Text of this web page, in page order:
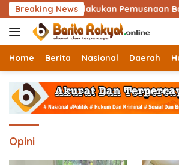
Langsung
ke
konten
Breaking News
Melakukan Pemusnaan Barang
Home Berita Nasional Daerah
Opini